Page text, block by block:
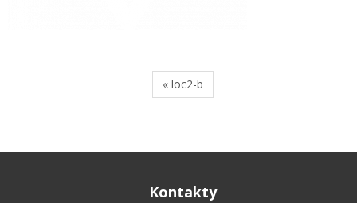
« loc2-b
Kontakty